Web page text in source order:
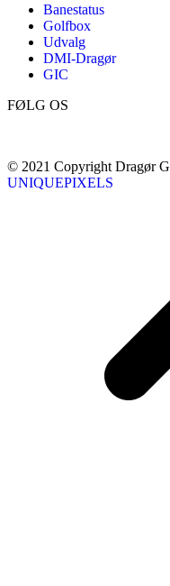
Banestatus
Golfbox
Udvalg
DMI-Dragør
GIC
FØLG OS
© 2021 Copyright Dragør
UNIQUEPIXELS